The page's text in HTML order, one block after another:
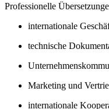
Professionelle
internationale
technische
Marketing und
internationale